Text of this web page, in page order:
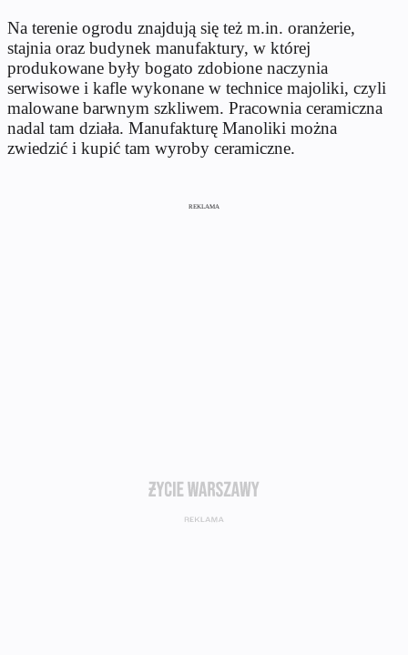
Na terenie ogrodu znajdują się też m.in. oranżerie,
stajnia oraz budynek manufaktury, w której
produkowane były bogato zdobione naczynia
serwisowe i kafle wykonane w technice majoliki, czyli
malowane barwnym szkliwem. Pracownia ceramiczna
nadal tam działa. Manufakturę Manoliki można
zwiedzić i kupić tam wyroby ceramiczne.
REKLAMA